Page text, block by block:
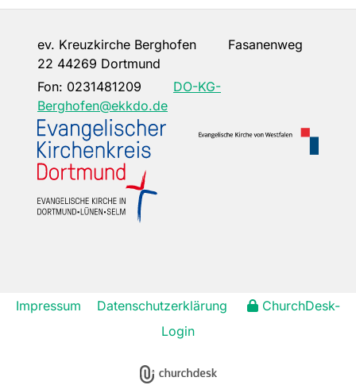
ev. Kreuzkirche Berghofen Fasanenweg
22 44269 Dortmund
Fon: 0231481209
DO-KG-
Berghofen@ekkdo.de
Impressum Datenschutzerklärung
ChurchDesk-
Login